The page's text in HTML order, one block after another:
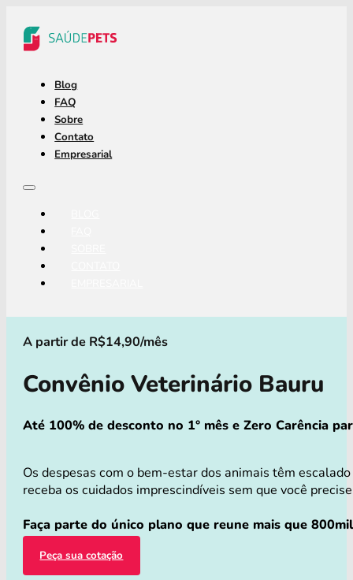
Blog
FAQ
Sobre
Contato
Empresarial
A partir de R$14,90/mês
Convênio Veterinário Bauru
Até 100% de desconto no 1° mês e Zero Carência
Os despesas com o bem-estar dos animais têm
receba os cuidados imprescindíveis sem que você
Faça parte do único plano que reune mais que
Peça sua cotação